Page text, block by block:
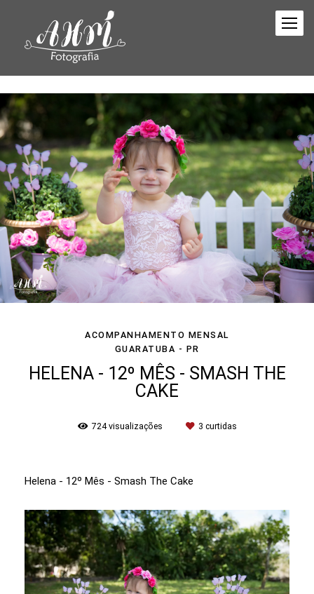
ACOMPANHAMENTO MENSAL
GUARATUBA - PR
HELENA - 12º MÊS - SMASH THE
CAKE
724visualizações 3 curtidas
Helena - 12º Mês - Smash The Cake